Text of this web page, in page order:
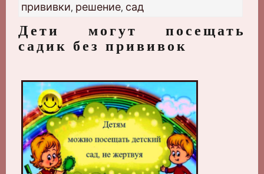
прививки, решение, сад
Дети могут посещать
садик без прививок